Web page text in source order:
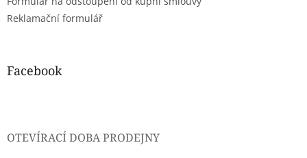
Reklamační formulář
Facebook
OTEVÍRACÍ DOBA PRODEJNY